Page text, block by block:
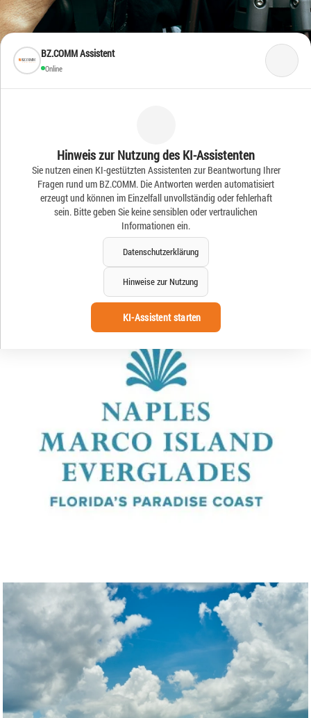
BZ.COMM Assistent
Online
Hinweis zur Nutzung des KI-Assistenten
Sie nutzen einen KI-gestützten Assistenten zur Beantwortung Ihrer
Fragen rund um BZ.COMM. Die Antworten werden automatisiert
erzeugt und können im Einzelfall unvollständig oder fehlerhaft
sein. Bitte geben Sie keine sensiblen oder vertraulichen
Informationen ein.
Datenschutzerklärung
Hinweise zur Nutzung
KI-Assistent starten
Frische Ideen – Frische
News